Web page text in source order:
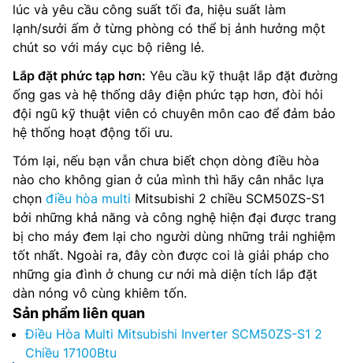
lúc và yêu cầu công suất tối đa, hiệu suất làm
lạnh/sưởi ấm ở từng phòng có thể bị ảnh hưởng một
chút so với máy cục bộ riêng lẻ.
Lắp đặt phức tạp hơn: Yêu cầu kỹ thuật lắp đặt đường
ống gas và hệ thống dây điện phức tạp hơn, đòi hỏi
đội ngũ kỹ thuật viên có chuyên môn cao để đảm bảo
hệ thống hoạt động tối ưu.
Tóm lại, nếu bạn vẫn chưa biết chọn dòng điều hòa
nào cho không gian ở của mình thì hãy cân nhắc lựa
chọn điều hòa multi Mitsubishi 2 chiều SCM50ZS-S1
bởi những khả năng và công nghệ hiện đại được trang
bị cho máy đem lại cho người dùng những trải nghiệm
tốt nhất. Ngoài ra, đây còn được coi là giải pháp cho
những gia đình ở chung cư nới mà diện tích lắp đặt
dàn nóng vô cùng khiêm tốn.
Sản phẩm liên quan
Điều Hòa Multi Mitsubishi Inverter SCM50ZS-S1 2
Chiều 17100Btu